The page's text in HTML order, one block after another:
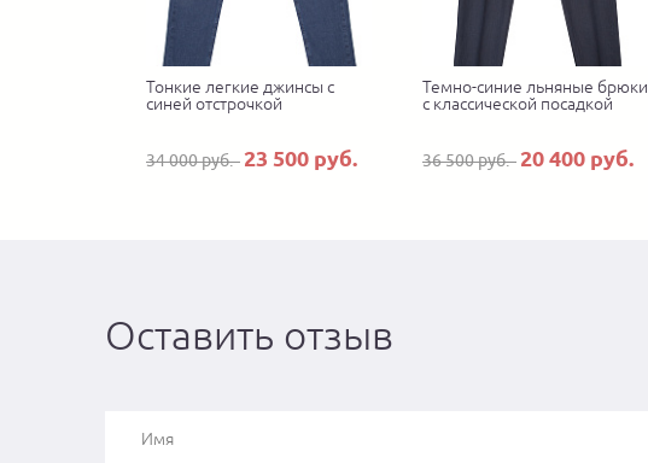
Тонкие легкие джинсы с
синей отстрочкой
34 000 руб. 23 500 руб.
Темно-синие льняные брюки
с классической посадкой
36 500 руб. 20 400 руб.
Оставить отзыв